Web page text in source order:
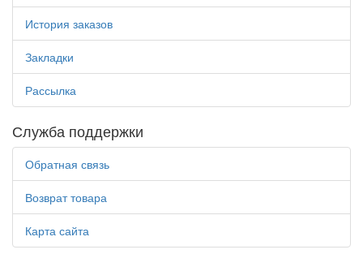
История заказов
Закладки
Рассылка
Служба поддержки
Обратная связь
Возврат товара
Карта сайта